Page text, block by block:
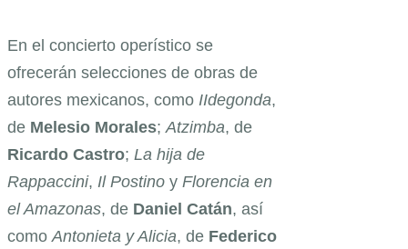
En el concierto operístico se
ofrecerán selecciones de obras de
autores mexicanos, como IIdegonda,
de Melesio Morales; Atzimba, de
Ricardo Castro; La hija de
Rappaccini, Il Postino y Florencia en
el Amazonas, de Daniel Catán, así
como Antonieta y Alicia, de Federico